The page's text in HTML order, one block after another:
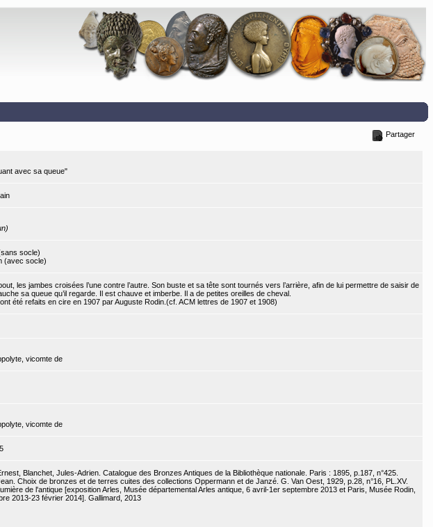
Partager
avec sa queue"
socle)
(avec socle)
les jambes croisées l’une contre l’autre. Son buste et sa tête sont tournés vers l’arrière, afin de lui permettre de saisir de
sa queue qu’il regarde. Il est chauve et imberbe. Il a de petites oreilles de cheval.
été refaits en cire en 1907 par Auguste Rodin.(cf. ACM lettres de 1907 et 1908)
vicomte de
vicomte de
Blanchet, Jules-Adrien. Catalogue des Bronzes Antiques de la Bibliothèque nationale. Paris : 1895, p.187, n°425.
Choix de bronzes et de terres cuites des collections Oppermann et de Janzé. G. Van Oest, 1929, p.28, n°16, PL.XV.
de l'antique [exposition Arles, Musée départemental Arles antique, 6 avril-1er septembre 2013 et Paris, Musée Rodin,
2013-23 février 2014]. Gallimard, 2013